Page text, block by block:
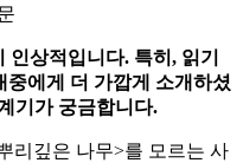
상적입니다. 특히, 읽기
중에게 더 가깝게 소개하셨
기가 궁금합니다.
리깊은 나무>를 모르는 사